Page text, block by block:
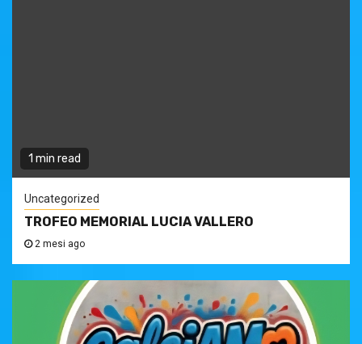
1 min read
Uncategorized
TROFEO MEMORIAL LUCIA VALLERO
2 mesi ago